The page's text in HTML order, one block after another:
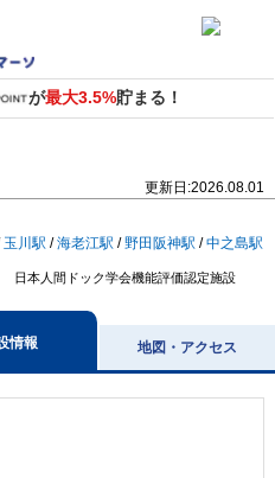
が最大3.5%貯まる！
更新日:2026.08.01
玉川駅 /海老江駅 /野田阪神駅 /中之島駅
日本人間ドック学会機能評価認定施設
情報 地図・アクセス